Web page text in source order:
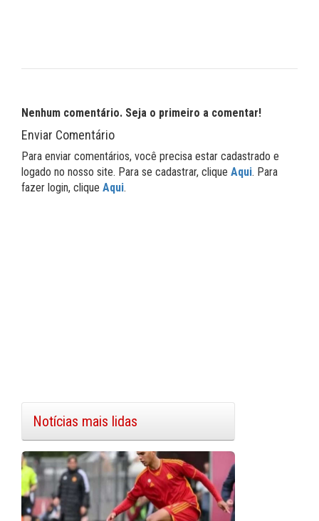
Nenhum comentário. Seja o primeiro a comentar!
Enviar Comentário
Para enviar comentários, você precisa estar cadastrado e
logado no nosso site. Para se cadastrar, clique Aqui. Para
fazer login, clique Aqui.
Notícias mais lidas